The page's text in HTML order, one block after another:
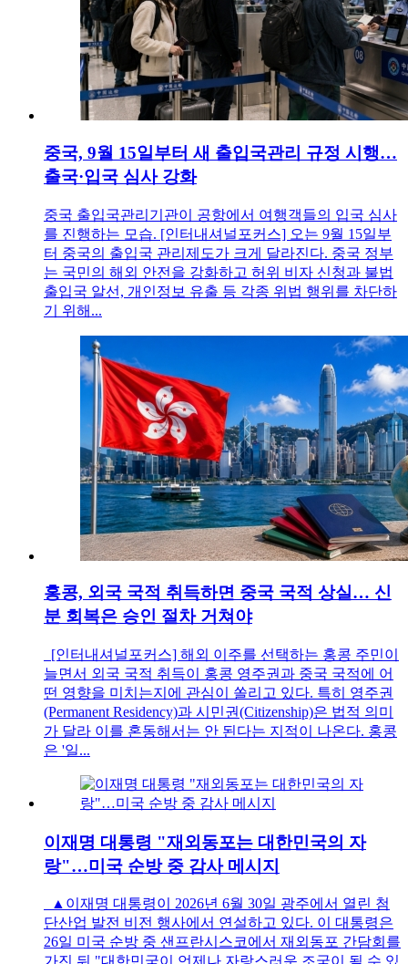
중국, 9월 15일부터 새 출입국관리 규정 시행…
출국·입국 심사 강화
중국 출입국관리기관이 공항에서 여행객들의 입국 심사
를 진행하는 모습. [인터내셔널포커스] 오는 9월 15일부
터 중국의 출입국 관리제도가 크게 달라진다. 중국 정부
는 국민의 해외 안전을 강화하고 허위 비자 신청과 불법
출입국 알선, 개인정보 유출 등 각종 위법 행위를 차단하
기 위해...
홍콩, 외국 국적 취득하면 중국 국적 상실… 신
분 회복은 승인 절차 거쳐야
[인터내셔널포커스] 해외 이주를 선택하는 홍콩 주민이
늘면서 외국 국적 취득이 홍콩 영주권과 중국 국적에 어
떤 영향을 미치는지에 관심이 쏠리고 있다. 특히 영주권
(Permanent Residency)과 시민권(Citizenship)은 법적 의미
가 달라 이를 혼동해서는 안 된다는 지적이 나온다. 홍콩
은 '일...
이재명 대통령 "재외동포는 대한민국의 자
랑"…미국 순방 중 감사 메시지
▲이재명 대통령이 2026년 6월 30일 광주에서 열린 첨
단산업 발전 비전 행사에서 연설하고 있다. 이 대통령은
26일 미국 순방 중 샌프란시스코에서 재외동포 간담회를